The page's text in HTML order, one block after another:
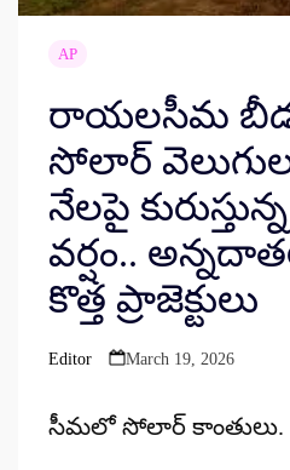
AP
రాయలసీమ
సోలార్
నేలపై
వర్షం..
కొత్త ప్రాజెక్టులు
Posted
Editor March 19, 2026
సీమలో సోలార్ కాంతులు.